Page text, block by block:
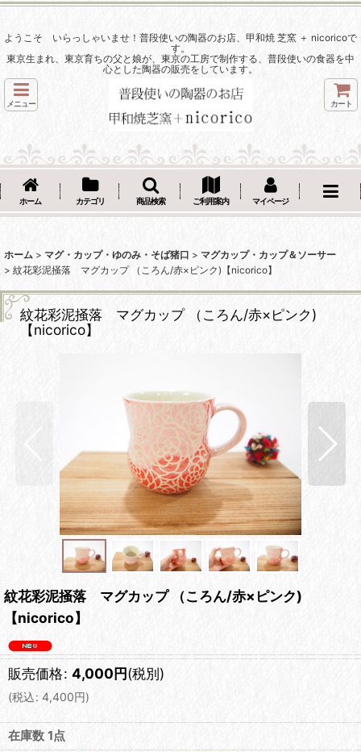
ようこそ いらっしゃいませ！普段使いの陶器のお店、甲和焼 芝窯 ＋ nicoricoで
す。
東京生まれ、東京育ちの父と娘が、東京の工房で制作する、普段使いの食器を中
心とした陶器の販売をしています。
メニュー カート
ホーム カテゴリ 商品検索 ご利用案内 マイページ
ホーム > マグ・カップ・ゆのみ・そば猪口 > マグカップ・カップ＆ソーサー
> 紋花彩泥掻落 マグカップ （ころん/赤×ピンク)【nicorico】
紋花彩泥掻落 マグカップ （ころん/赤×ピンク)
【nicorico】
紋花彩泥掻落 マグカップ （ころん/赤×ピンク)
【nicorico】
販売価格: 4,000円(税別)
(税込: 4,400円)
在庫数 1点